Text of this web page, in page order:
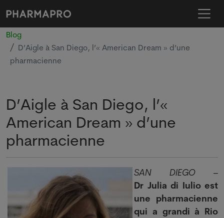
Blog
D’Aigle à San Diego, l’« American Dream » d’une
pharmacienne
D’Aigle à San Diego, l’«
American Dream » d’une
pharmacienne
SAN DIEGO–
Dr Julia di Iulio est
une pharmacienne
qui a grandi à Rio